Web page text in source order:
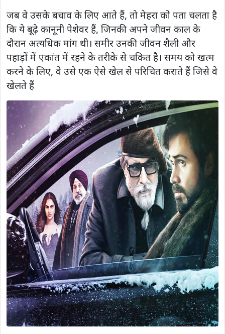
जब वे उसके बचाव के लिए आते हैं, तो मेहरा को पता चलता है
कि ये बूढ़े कानूनी पेशेवर हैं, जिनकी अपने जीवन काल के
दौरान अत्यधिक मांग थी। समीर उनकी जीवन शैली और
पहाड़ों में एकांत में रहने के तरीके से चकित है। समय को खत्म
करने के लिए, वे उसे एक ऐसे खेल से परिचित कराते हैं जिसे वे
खेलते हैं